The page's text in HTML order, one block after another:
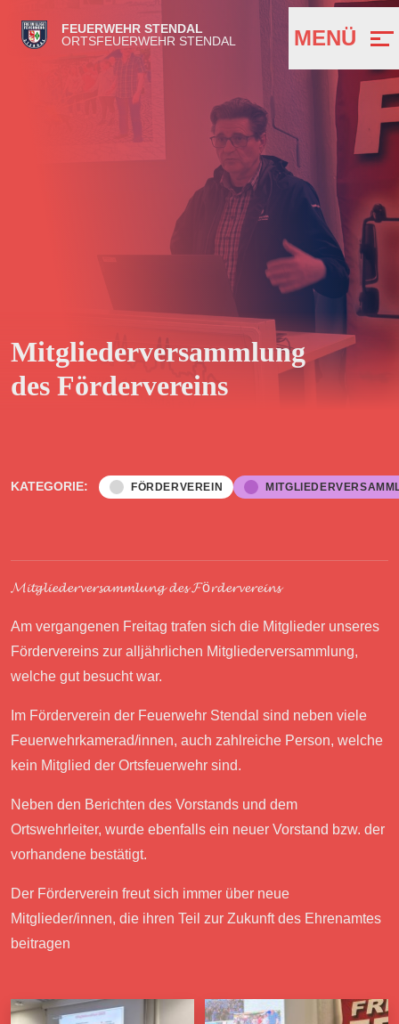
FEUERWEHR STENDAL
ORTSFEUERWEHR STENDAL
MENÜ
Mitgliederversammlung
des Fördervereins
KATEGORIE: FÖRDERVEREIN
𝓜𝓲𝓽𝓰𝓵𝓲𝓮𝓭𝓮𝓻𝓿𝓮𝓻𝓼𝓪𝓶𝓶𝓵𝓾𝓷𝓰 𝓭𝓮𝓼 𝓕ö𝓻𝓭𝓮𝓻𝓿𝓮𝓻𝓮𝓲𝓷𝓼
Am vergangenen Freitag trafen sich die Mitglieder unseres
Fördervereins zur alljährlichen Mitgliederversammlung,
welche gut besucht war.
Im Förderverein der Feuerwehr Stendal sind neben viele
Feuerwehrkamerad/innen, auch zahlreiche Person, welche
kein Mitglied der Ortsfeuerwehr sind.
Neben den Berichten des Vorstands und dem
Ortswehrleiter, wurde ebenfalls ein neuer Vorstand bzw. der
vorhandene bestätigt.
Der Förderverein freut sich immer über neue
Mitglieder/innen, die ihren Teil zur Zukunft des Ehrenamtes
beitragen